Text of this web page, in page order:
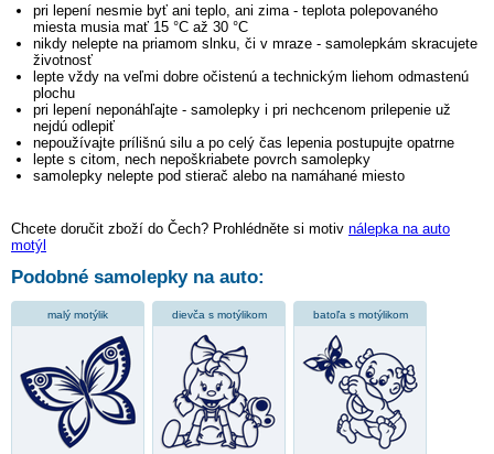
pri lepení nesmie byť ani teplo, ani zima - teplota polepovaného
miesta musia mať 15 °C až 30 °C
nikdy nelepte na priamom slnku, či v mraze - samolepkám skracujete
životnosť
lepte vždy na veľmi dobre očistenú a technickým liehom odmastenú
plochu
pri lepení neponáhľajte - samolepky i pri nechcenom prilepenie už
nejdú odlepiť
nepoužívajte prílišnú silu a po celý čas lepenia postupujte opatrne
lepte s citom, nech nepoškriabete povrch samolepky
samolepky nelepte pod stierač alebo na namáhané miesto
Chcete doručit zboží do Čech? Prohlédněte si motiv nálepka na auto
motýl
Podobné samolepky na auto:
malý motýlik dievča s motýlikom batoľa s motýlikom